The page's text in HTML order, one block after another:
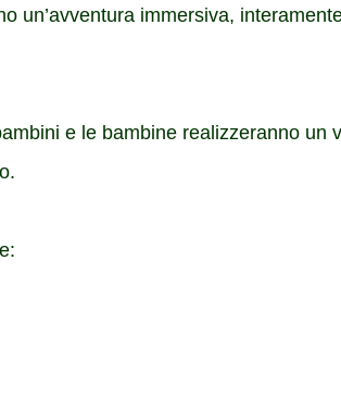
un’avventura immersiva,
e le bambine realizzeranno